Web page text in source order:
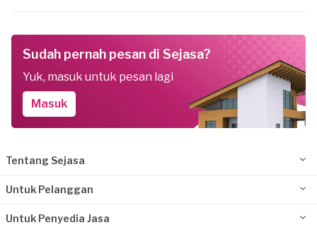
Sudah pernah pesan di Sejasa?
Yuk, masuk untuk pesan lagi
Masuk
Tentang Sejasa
Untuk Pelanggan
Untuk Penyedia Jasa